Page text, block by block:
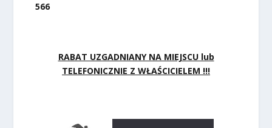
566
RABAT UZGADNIANY NA MIEJSCU lub
TELEFONICZNIE Z WŁAŚCICIELEM !!!